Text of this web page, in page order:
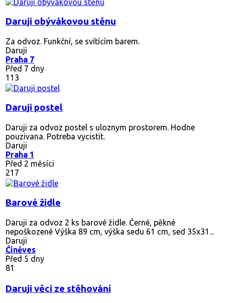
Daruji obývákovou stěnu
Za odvoz. Funkční, se svítícím barem.
Daruji
Praha 7
Před 7 dny
113
Daruji postel
Daruji za odvoz postel s uloznym prostorem. Hodne
pouzivana. Potreba vycistit.
Daruji
Praha 1
Před 2 měsíci
217
Barové židle
Daruji za odvoz 2 ks barové židle. Černé, pěkné
nepoškozené Výška 89 cm, výška sedu 61 cm, sed 35x31...
Daruji
Činěves
Před 5 dny
81
Daruji věci ze stěhování